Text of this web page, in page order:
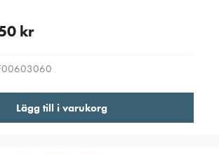
kr
Lägg till i varukorg